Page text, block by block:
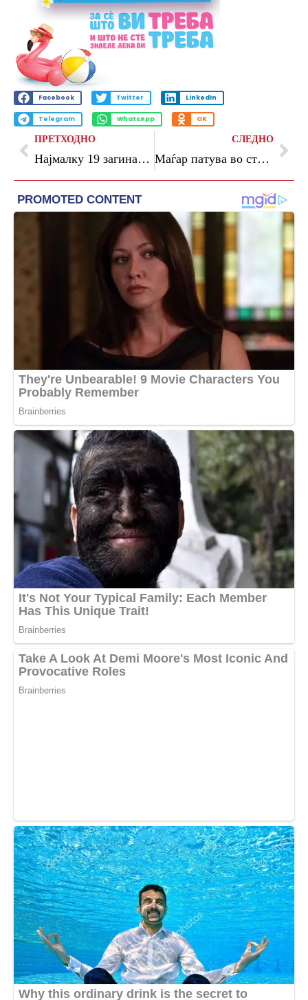
Facebook Twitter LinkedIn
Telegram WhatsApp OK
ПРЕТХОДНО
Најмалку 19 загинати во израелски напади во Либан
СЛЕДНО
Маѓар патува во странство за прв пат како премиер, оди во Полска